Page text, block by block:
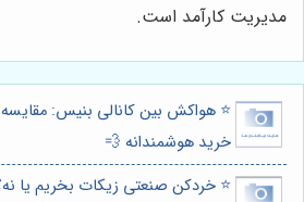
مدیریت کارآمد است.
⭐️ هواکش بین کانالی بنیس:
خرید هوشمندانه 💨
⭐️ خردکن صنعتی زیکات بخریم یا